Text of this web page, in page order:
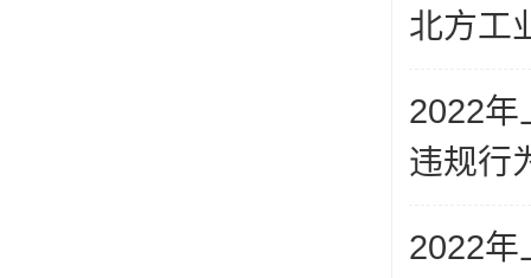
北方工
2022年
违规行
2022年